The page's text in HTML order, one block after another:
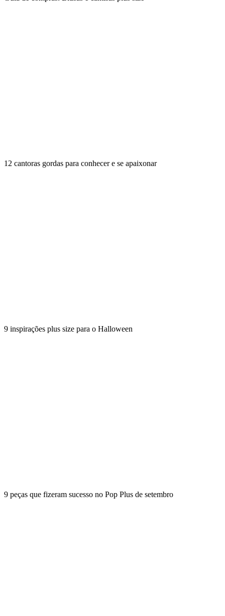
12 cantoras gordas para conhecer e se apaixonar
9 inspirações plus size para o Halloween
9 peças que fizeram sucesso no Pop Plus de setembro